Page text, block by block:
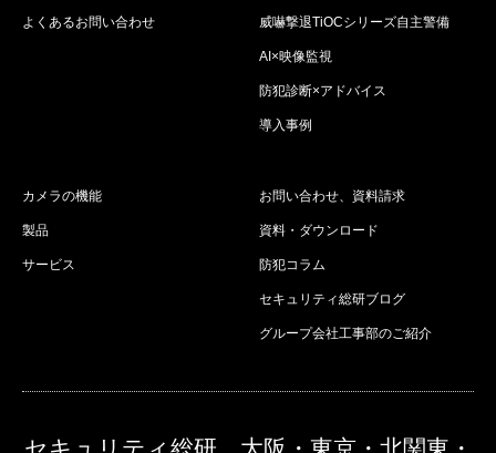
よくあるお問い合わせ 威嚇撃退TiOCシリーズ自主警備
AI×映像監視
防犯診断×アドバイス
導入事例
カメラの機能
製品
サービス
お問い合わせ、資料請求
資料・ダウンロード
防犯コラム
セキュリティ総研ブログ
グループ会社工事部のご紹介
セキュリティ総研 大阪・東京・北関東・